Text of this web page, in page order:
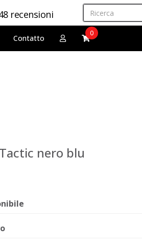
recensioni
Contatto
0
nero blu